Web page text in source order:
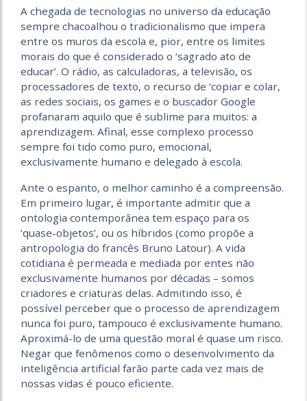
A chegada de tecnologias no universo da educação
sempre chacoalhou o tradicionalismo que impera
entre os muros da escola e, pior, entre os limites
morais do que é considerado o ‘sagrado ato de
educar’. O rádio, as calculadoras, a televisão, os
processadores de texto, o recurso de ‘copiar e colar,
as redes sociais, os games e o buscador Google
profanaram aquilo que é sublime para muitos: a
aprendizagem. Afinal, esse complexo processo
sempre foi tido como puro, emocional,
exclusivamente humano e delegado à escola.
Ante o espanto, o melhor caminho é a compreensão.
Em primeiro lugar, é importante admitir que a
ontologia contemporânea tem espaço para os
‘quase-objetos’, ou os híbridos (como propõe a
antropologia do francês Bruno Latour). A vida
cotidiana é permeada e mediada por entes não
exclusivamente humanos por décadas – somos
criadores e criaturas delas. Admitindo isso, é
possível perceber que o processo de aprendizagem
nunca foi puro, tampouco é exclusivamente humano.
Aproximá-lo de uma questão moral é quase um risco.
Negar que fenômenos como o desenvolvimento da
inteligência artificial farão parte cada vez mais de
nossas vidas é pouco eficiente.